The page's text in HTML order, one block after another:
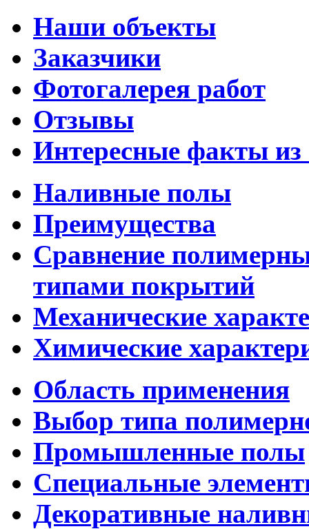
Наши объекты
Заказчики
Фотогалерея работ
Отзывы
Интересные факты
Наливные полы
Преимущества
Сравнение
типами покрытий
Механические
Химические
Область применения
Выбор типа
Промышленные полы
Специальные
Декоративные